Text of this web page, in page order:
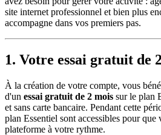
site internet professionnel et bien plus
accompagne dans vos premiers pas.
1. Votre essai gratuit de
À la création de votre compte, vous
d'un essai gratuit de 2 mois sur le plan
et sans carte bancaire. Pendant cette
plan Essentiel sont accessibles pour que
plateforme à votre rythme.